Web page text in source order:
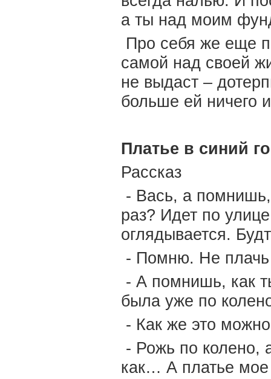
а ты над моим
Про себя же еще
самой над своей
не выдаст –
больше ей ничего
Платье в синий
Рассказ
- Вась, а
раз? Идет по
оглядывается.
- Помню. Не
- А помнишь, как
была уже по
- Как же это
- Рожь по колено,
как… А платье